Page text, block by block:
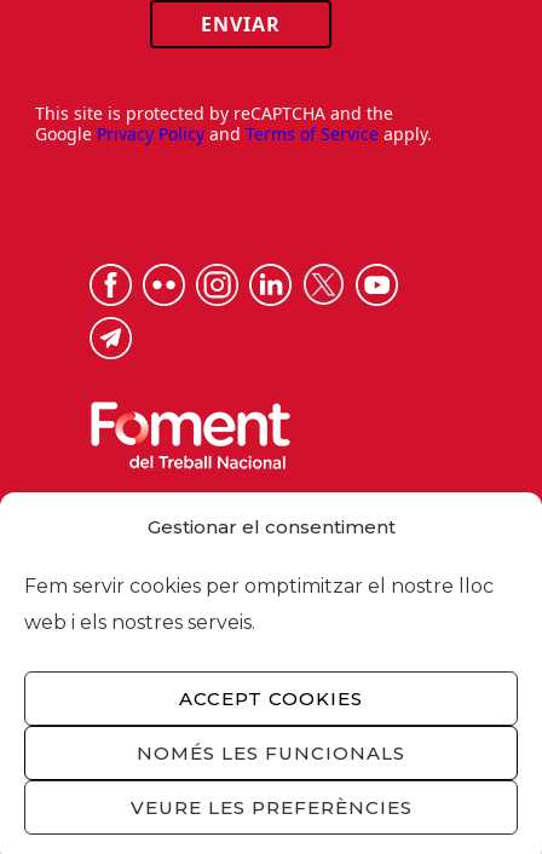
Gestionar el consentiment
Fem servir cookies per omptimitzar el nostre lloc
web i els nostres serveis.
ACCEPT COOKIES
NOMÉS LES FUNCIONALS
VEURE LES PREFERÈNCIES
ENVIAR
This site is protected by reCAPTCHA and the
Google Privacy Policy and Terms of Service apply.
foment@foment.com
© 2026 - Foment del Treball Nacional
Nosaltres
privacitat/ Política cookies/Privacitat
xarxes socials